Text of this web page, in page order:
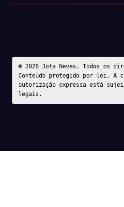
© 2026 Jota Neves. Todos os
Conteúdo protegido por lei. A
autorização expressa está
legais.